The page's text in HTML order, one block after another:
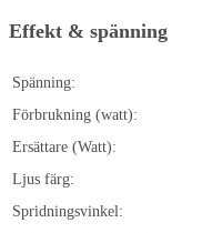
Effekt & spänning
Spänning:
Förbrukning (watt):
Ersättare (Watt):
Ljus färg:
Spridningsvinkel: